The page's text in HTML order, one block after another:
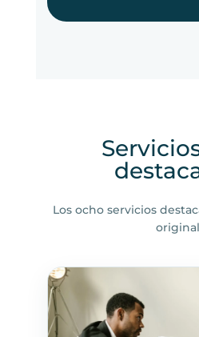
Los ocho servicios